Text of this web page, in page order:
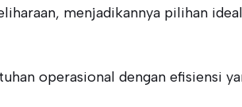
menjadikannya pilihan
operasional dengan efisiensi